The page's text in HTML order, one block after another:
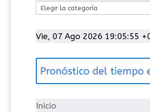
t
g
í
Vie, 07 Ago 2026 19:05:56
Inicio